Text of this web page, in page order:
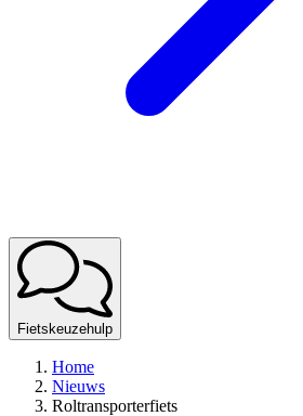
Fietskeuzehulp
Home
Nieuws
Roltransporterfiets